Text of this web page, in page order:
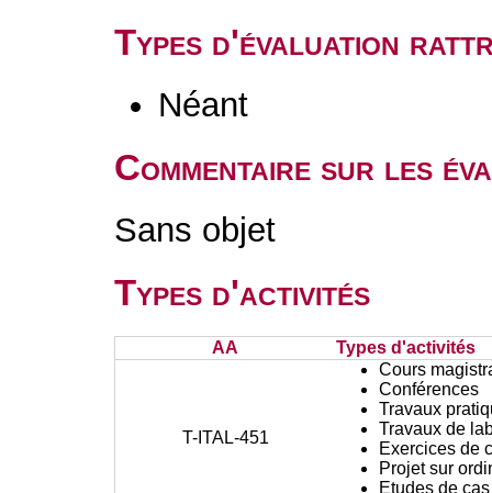
Types d'évaluation
Néant
Commentaire sur les
Sans objet
Types d'activités
AA Types d'activités
T-ITAL-451
Cours
Conférences
Travaux
Travaux de
Exercices de
Projet sur
Etudes de cas